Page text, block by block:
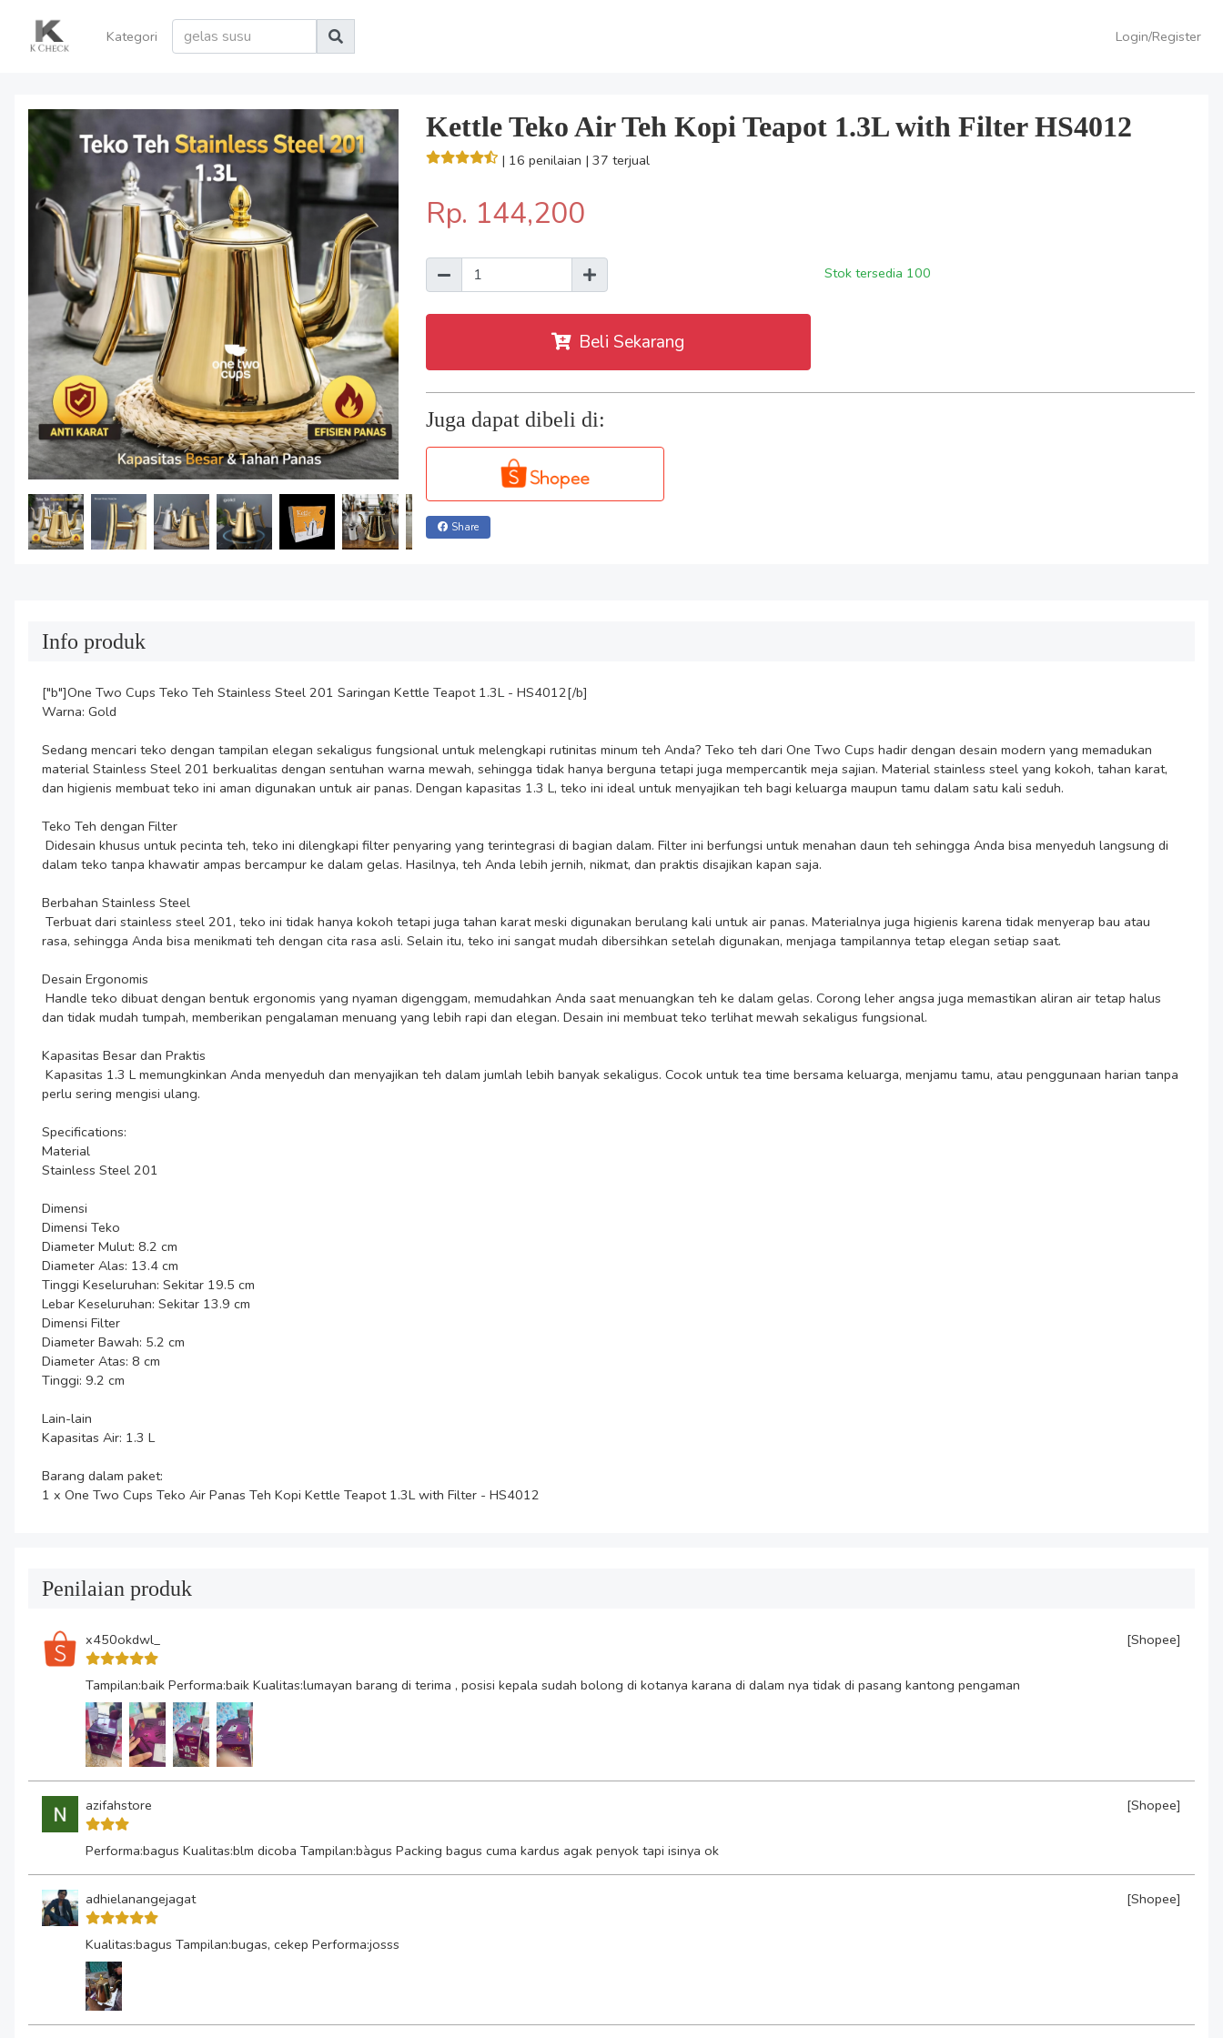
Kategori Login/Register
Kettle Teko Air Teh Kopi Teapot 1.3L with Filter HS4012
| 16 penilaian | 37 terjual
Rp. 144,200
Stok tersedia 100
Beli Sekarang
Juga dapat dibeli di:
Share
Info produk
["b"]One Two Cups Teko Teh Stainless Steel 201 Saringan Kettle Teapot 1.3L - HS4012[/b]
Warna: Gold
Sedang mencari teko dengan tampilan elegan sekaligus fungsional untuk melengkapi rutinitas minum teh Anda? Teko teh dari One Two Cups hadir dengan desain modern yang memadukan
material Stainless Steel 201 berkualitas dengan sentuhan warna mewah, sehingga tidak hanya berguna tetapi juga mempercantik meja sajian. Material stainless steel yang kokoh, tahan karat,
dan higienis membuat teko ini aman digunakan untuk air panas. Dengan kapasitas 1.3 L, teko ini ideal untuk menyajikan teh bagi keluarga maupun tamu dalam satu kali seduh.
Teko Teh dengan Filter
dalam teko tanpa khawatir ampas bercampur ke dalam gelas. Hasilnya, teh Anda lebih jernih, nikmat, dan praktis disajikan kapan saja.
Berbahan Stainless Steel
rasa, sehingga Anda bisa menikmati teh dengan cita rasa asli. Selain itu, teko ini sangat mudah dibersihkan setelah digunakan, menjaga tampilannya tetap elegan setiap saat.
Desain Ergonomis
dan tidak mudah tumpah, memberikan pengalaman menuang yang lebih rapi dan elegan. Desain ini membuat teko terlihat mewah sekaligus fungsional.
Kapasitas Besar dan Praktis
perlu sering mengisi ulang.
Specifications:
Material
Stainless Steel 201
Dimensi
Dimensi Teko
Diameter Mulut: 8.2 cm
Diameter Alas: 13.4 cm
Tinggi Keseluruhan: Sekitar 19.5 cm
Lebar Keseluruhan: Sekitar 13.9 cm
Dimensi Filter
Diameter Bawah: 5.2 cm
Diameter Atas: 8 cm
Tinggi: 9.2 cm
Lain-lain
Kapasitas Air: 1.3 L
Barang dalam paket:
1 x One Two Cups Teko Air Panas Teh Kopi Kettle Teapot 1.3L with Filter - HS4012
Penilaian produk
x450okdwl_ [Shopee]
Tampilan:baik Performa:baik Kualitas:lumayan barang di terima , posisi kepala sudah bolong di kotanya karana di dalam nya tidak di pasang kantong pengaman
azifahstore [Shopee]
Performa:bagus Kualitas:blm dicoba Tampilan:bàgus Packing bagus cuma kardus agak penyok tapi isinya ok
adhielanangejagat [Shopee]
Kualitas:bagus Tampilan:bugas, cekep Performa:josss